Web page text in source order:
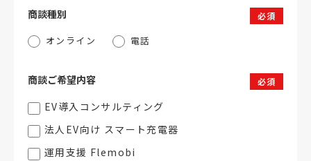
商談種別 必須
オンライン 電話
商談ご希望内容 必須
EV導入コンサルティング
法人EV向け スマート充電器
運用支援 Flemobi